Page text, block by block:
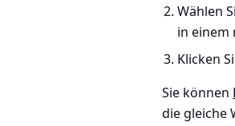
Wählen
in einem
Klicken
Sie können
die gleiche